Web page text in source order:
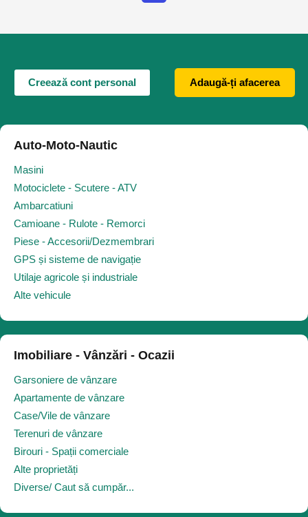
Creează cont personal Adaugă-ți afacerea
Auto-Moto-Nautic
Masini
Motociclete - Scutere - ATV
Ambarcatiuni
Camioane - Rulote - Remorci
Piese - Accesorii/Dezmembrari
GPS și sisteme de navigație
Utilaje agricole și industriale
Alte vehicule
Imobiliare - Vânzări - Ocazii
Garsoniere de vânzare
Apartamente de vânzare
Case/Vile de vânzare
Terenuri de vânzare
Birouri - Spații comerciale
Alte proprietăți
Diverse/ Caut să cumpăr...